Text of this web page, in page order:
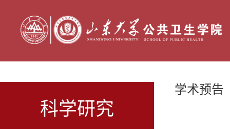
科学研究
学术预告